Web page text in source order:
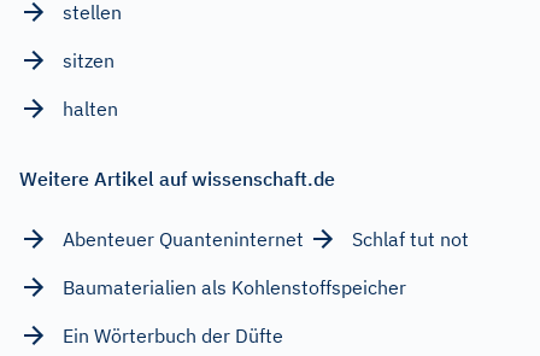
stellen
sitzen
halten
Weitere Artikel auf wissenschaft.de
Abenteuer Quanteninternet
Schlaf tut not
Baumaterialien als Kohlenstoffspeicher
Ein Wörterbuch der Düfte